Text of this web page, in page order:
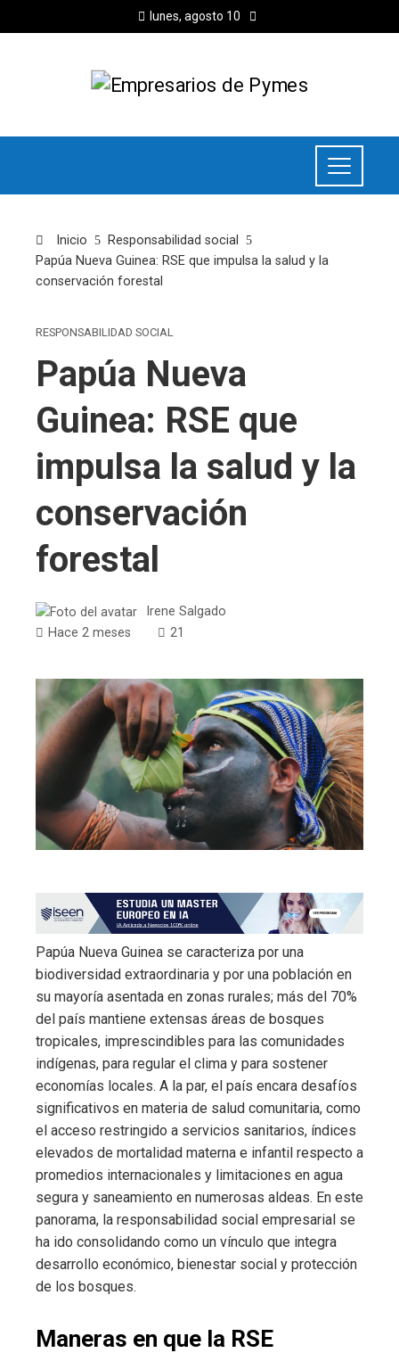
lunes, agosto 10
Inicio
Responsabilidad social
Papúa Nueva Guinea: RSE que impulsa la salud y la
conservación forestal
RESPONSABILIDAD SOCIAL
Papúa Nueva
Guinea: RSE que
impulsa la salud y la
conservación
forestal
Irene Salgado
Hace 2 meses
21
Papúa Nueva Guinea se caracteriza por una
biodiversidad extraordinaria y por una población en
su mayoría asentada en zonas rurales; más del 70%
del país mantiene extensas áreas de bosques
tropicales, imprescindibles para las comunidades
indígenas, para regular el clima y para sostener
economías locales. A la par, el país encara desafíos
significativos en materia de salud comunitaria, como
el acceso restringido a servicios sanitarios, índices
elevados de mortalidad materna e infantil respecto a
promedios internacionales y limitaciones en agua
segura y saneamiento en numerosas aldeas. En este
panorama, la responsabilidad social empresarial se
ha ido consolidando como un vínculo que integra
desarrollo económico, bienestar social y protección
de los bosques.
Maneras en que la RSE